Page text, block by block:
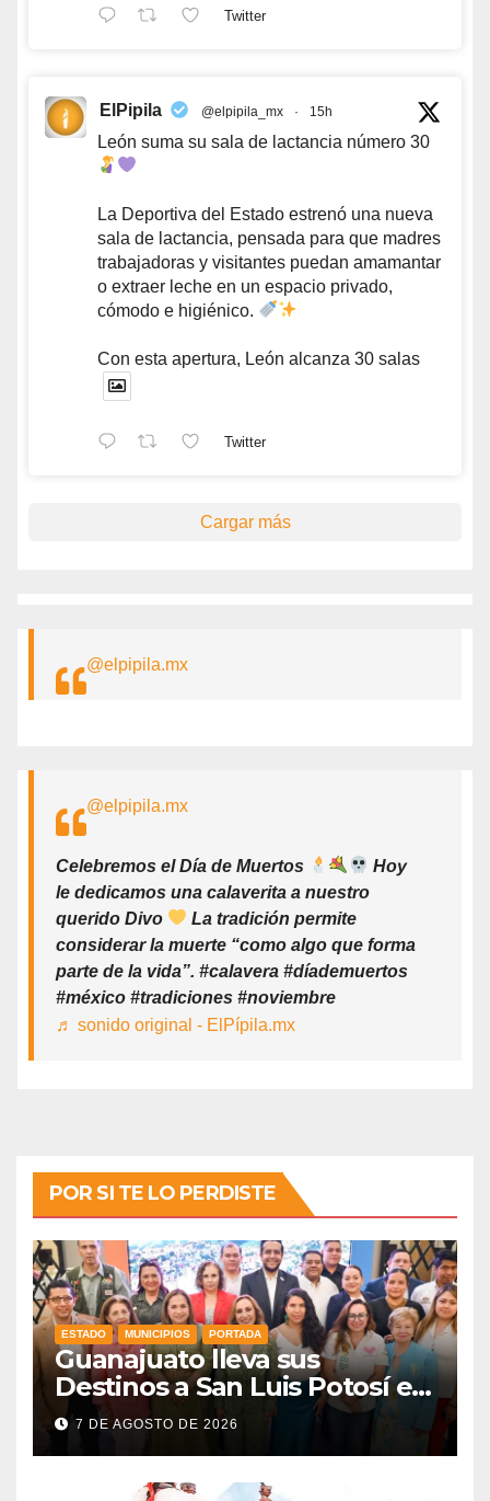
Twitter
ElPipila @elpipila_mx · 15h
León suma su sala de lactancia número 30
La Deportiva del Estado estrenó una nueva
sala de lactancia, pensada para que madres
trabajadoras y visitantes puedan amamantar
o extraer leche en un espacio privado,
cómodo e higiénico.
Con esta apertura, León alcanza 30 salas
Twitter
Cargar más
@elpipila.mx
@elpipila.mx
Celebremos el Día de Muertos
Hoy
le dedicamos una calaverita a nuestro
querido Divo
La tradición permite
considerar la muerte “como algo que forma
parte de la vida”. #calavera #díademuertos
#méxico #tradiciones #noviembre
♬ sonido original - ElPípila.mx
POR SI TE LO PERDISTE
ESTADO MUNICIPIOS PORTADA
Guanajuato lleva sus
Destinos a San Luis Potosí en
vísperas de la FENAPO
7 DE AGOSTO DE 2026